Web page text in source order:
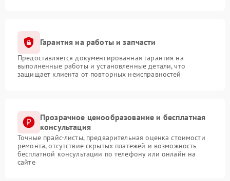
Гарантия на работы и запчасти
Предоставляется документированная гарантия на
выполненные работы и установленные детали, что
защищает клиента от повторных неисправностей
Прозрачное ценообразование и бесплатная
консультация
Точные прайс-листы, предварительная оценка стоимости
ремонта, отсутствие скрытых платежей и возможность
бесплатной консультации по телефону или онлайн на
сайте